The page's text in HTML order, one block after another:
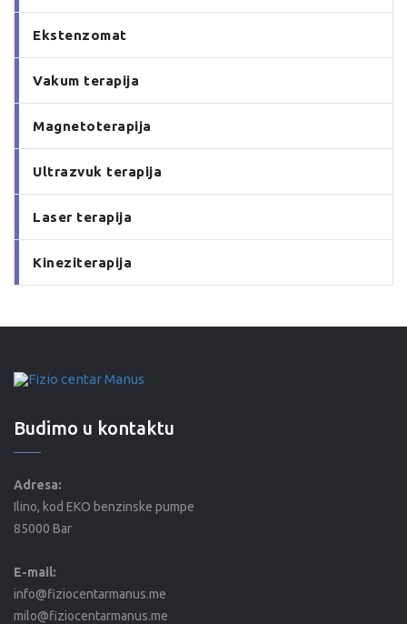
Ekstenzomat
Vakum terapija
Magnetoterapija
Ultrazvuk terapija
Laser terapija
Kineziterapija
Budimo u kontaktu
Adresa:
Ilino, kod EKO benzinske pumpe
85000 Bar
E-mail:
info@fiziocentarmanus.me
milo@fiziocentarmanus.me